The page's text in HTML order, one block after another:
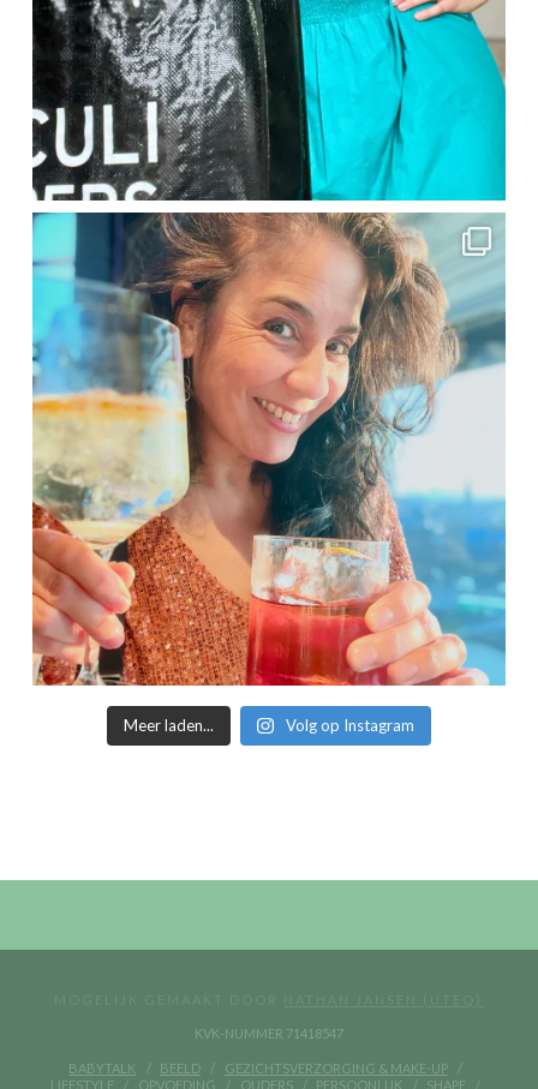
Meer laden... Volg op Instagram
KVK-NUMMER 71418547
BABYTALK BEELD
GEZICHTSVERZORGING & MAKE-UP
LIFESTYLE
OPVOEDING OUDERS PERSOONLIJK SHAPE